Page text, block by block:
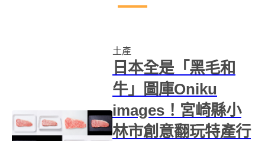
土產
日本全是「黑毛和
牛」圖庫Oniku
images！宮崎縣小
林市創意翻玩特產行